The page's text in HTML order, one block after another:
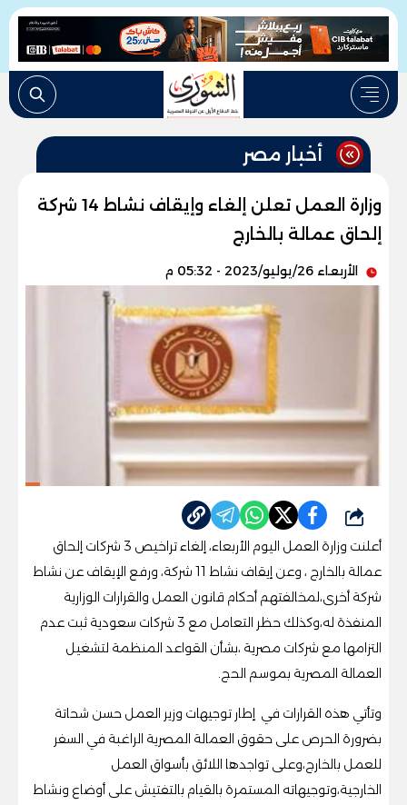
أخبار مصر
وزارة العمل تعلن إلغاء وإيقاف نشاط 14 شركة
إلحاق عمالة بالخارج
الأربعاء 26/يوليو/2023 - 05:32 م
شارك
أعلنت وزارة العمل اليوم الأربعاء، إلغاء تراخيص 3 شركات إلحاق
عمالة بالخارج ، وعن إيقاف نشاط 11 شركة، ورفع الإيقاف عن نشاط
شركة أخرى،لمخالفتهم أحكام قانون العمل والقرارات الوزارية
المنفذة له،وكذلك حظر التعامل مع 3 شركات سعودية ثبت عدم
التزامها مع شركات مصرية ،بشأن القواعد المنظمة لتشغيل
العمالة المصرية بموسم الحج.
وتأتي هذه القرارات في إطار توجيهات وزير العمل حسن شحاتة
بضرورة الحرص على حقوق العمالة المصرية الراغبة في السفر
للعمل بالخارج،وعلى تواجدها اللائق بأسواق العمل
الخارجية،وتوجيهاته المستمرة بالقيام بالتفتيش على أوضاع ونشاط